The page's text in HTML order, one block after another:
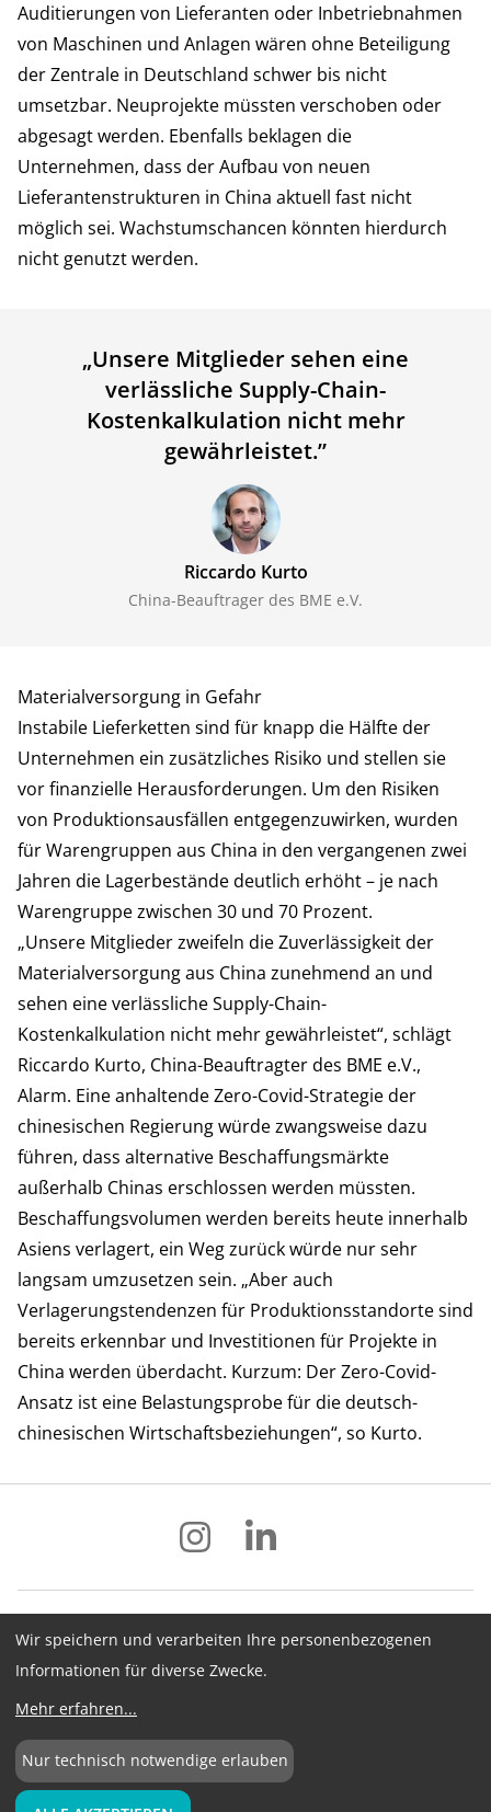
Auditierungen von Lieferanten oder Inbetriebnahmen
von Maschinen und Anlagen wären ohne Beteiligung
der Zentrale in Deutschland schwer bis nicht
umsetzbar. Neuprojekte müssten verschoben oder
abgesagt werden. Ebenfalls beklagen die
Unternehmen, dass der Aufbau von neuen
Lieferantenstrukturen in China aktuell fast nicht
möglich sei. Wachstumschancen könnten hierdurch
nicht genutzt werden.
„Unsere Mitglieder sehen eine
verlässliche Supply-Chain-
Kostenkalkulation nicht mehr
gewährleistet.”
Riccardo Kurto
China-Beauftrager des BME e.V.
Materialversorgung in Gefahr
Instabile Lieferketten sind für knapp die Hälfte der
Unternehmen ein zusätzliches Risiko und stellen sie
vor finanzielle Herausforderungen. Um den Risiken
von Produktionsausfällen entgegenzuwirken, wurden
für Warengruppen aus China in den vergangenen zwei
Jahren die Lagerbestände deutlich erhöht – je nach
Warengruppe zwischen 30 und 70 Prozent.
„Unsere Mitglieder zweifeln die Zuverlässigkeit der
Materialversorgung aus China zunehmend an und
sehen eine verlässliche Supply-Chain-
Kostenkalkulation nicht mehr gewährleistet“, schlägt
Riccardo Kurto, China-Beauftragter des BME e.V.,
Alarm. Eine anhaltende Zero-Covid-Strategie der
chinesischen Regierung würde zwangsweise dazu
führen, dass alternative Beschaffungsmärkte
außerhalb Chinas erschlossen werden müssten.
Beschaffungsvolumen werden bereits heute innerhalb
Asiens verlagert, ein Weg zurück würde nur sehr
langsam umzusetzen sein. „Aber auch
Verlagerungstendenzen für Produktionsstandorte sind
bereits erkennbar und Investitionen für Projekte in
China werden überdacht. Kurzum: Der Zero-Covid-
Ansatz ist eine Belastungsprobe für die deutsch-
chinesischen Wirtschaftsbeziehungen“, so Kurto.
Impressum Datenschutz
AGB
Hinweisgebersystem
Newsletter
Cookie-Konfiguration
©2026BME e.V.
Wir speichern und verarbeiten Ihre personenbezogenen
Informationen für diverse Zwecke.
Mehr erfahren...
Nur technisch notwendige erlauben